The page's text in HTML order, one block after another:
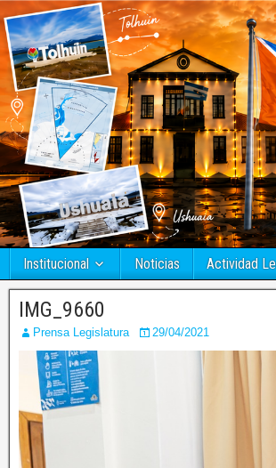
Institucional Noticias Actividad
IMG_9660
Prensa Legislatura 29/04/2021